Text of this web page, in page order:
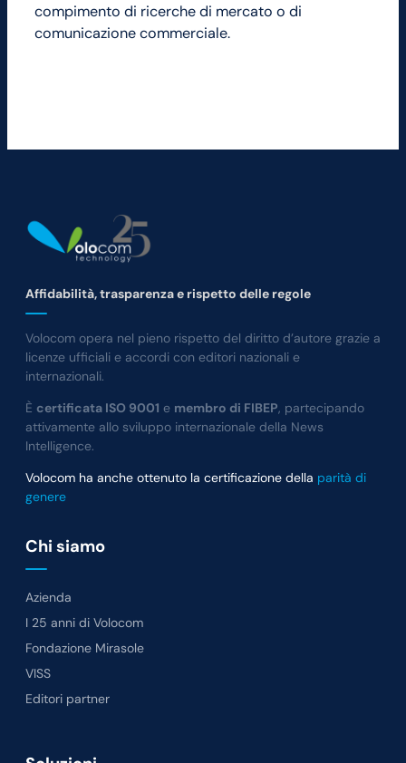
compimento di ricerche di mercato o di
comunicazione commerciale.
Affidabilità, trasparenza e rispetto delle regole
Volocom opera nel pieno rispetto del diritto d’autore grazie a
licenze ufficiali e accordi con editori nazionali e
internazionali.
È certificata ISO 9001 e membro di FIBEP, partecipando
attivamente allo sviluppo internazionale della News
Intelligence.
Volocom ha anche ottenuto la certificazione della parità di
genere
Chi siamo
Azienda
I 25 anni di Volocom
Fondazione Mirasole
VISS
Editori partner